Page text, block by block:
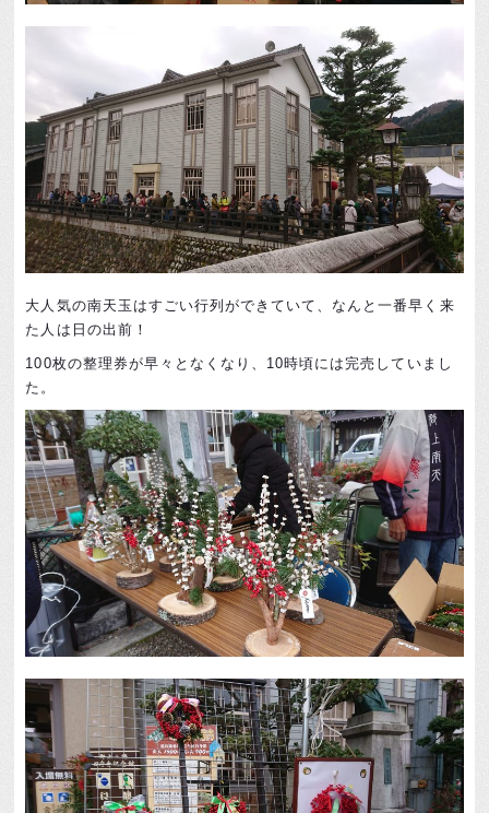
大人気の南天玉はすごい行列ができていて、なんと一番早く来
た人は日の出前！
100枚の整理券が早々となくなり、10時頃には完売していまし
た。